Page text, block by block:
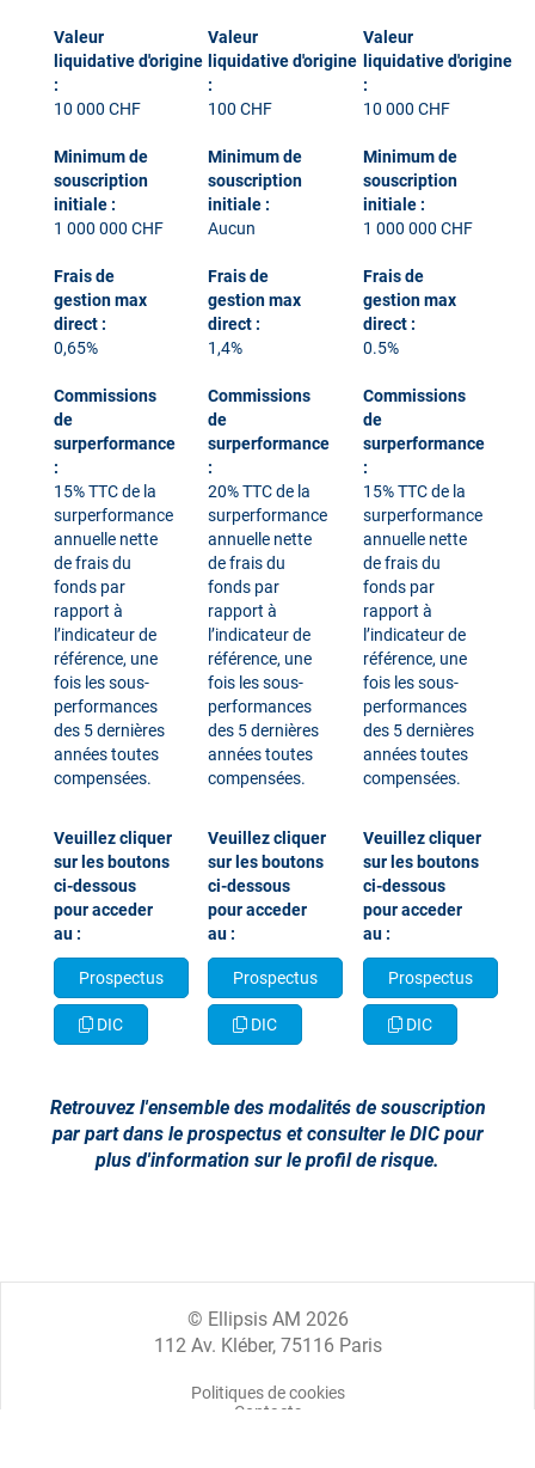
Valeur
liquidative d'origine
:
10 000 CHF
Minimum de
souscription
initiale :
1 000 000 CHF
Frais de
gestion max
direct :
0,65%
Commissions
de
surperformance
:
15%TTC de la
surperformance
annuelle nette
de frais du
fonds par
rapport à
l’indicateur de
référence, une
fois les sous-
performances
des 5 dernières
années toutes
compensées.
​​​​​​​Veuillez cliquer
sur les boutons
ci-dessous
pour acceder
au :
Prospectus
DIC
Valeur
liquidative d'origine
:
100 CHF
Minimum de
souscription
initiale :
Aucun
Frais de
gestion max
direct :
1,4%
Commissions
de
surperformance
:
20%TTC de la
surperformance
annuelle nette
de frais du
fonds par
rapport à
l’indicateur de
référence, une
fois les sous-
performances
des 5 dernières
années toutes
compensées.
​​​​​​​Veuillez cliquer
sur les boutons
ci-dessous
pour acceder
au :
Prospectus
DIC
Valeur
liquidative d'origine
:
10 000 CHF
Minimum de
souscription
initiale :
1 000 000 CHF
Frais de
gestion max
direct :
0.5%
Commissions
de
surperformance
:
15%TTC de la
surperformance
annuelle nette
de frais du
fonds par
rapport à
l’indicateur de
référence, une
fois les sous-
performances
des 5 dernières
années toutes
compensées.
​​​​​​​Veuillez cliquer
sur les boutons
ci-dessous
pour acceder
au :
Prospectus
DIC
​​​​​​​Retrouvez l'ensemble des modalités de souscription
par part dans le prospectus et consulter le DIC pour
plus d'information sur le profil de risque.
© Ellipsis AM 2026
112 Av. Kléber, 75116 Paris
Politiques de cookies
Contacts